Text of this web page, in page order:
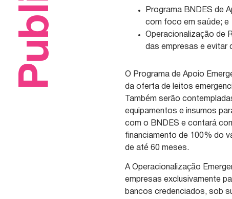
Programa BNDES de
com foco em saúde; e
Operacionalização de
das empresas e evitar
O Programa de Apoio
da oferta de leitos
Também serão
equipamentos e insumos
com o BNDES e contará
financiamento de 100% do
de até 60 meses.
A Operacionalização
empresas exclusivamente
bancos credenciados, sob